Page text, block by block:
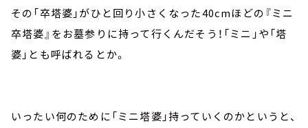
その「卒塔婆」がひと回り小さくなった40cmほどの『ミニ
卒塔婆』をお墓参りに持って行くんだそう！「ミニ」や「塔
婆」とも呼ばれるとか。
いったい何のために「ミニ塔婆」持っていくのかというと、